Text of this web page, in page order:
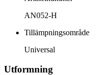
AN052-H
Tillämpningsområde
Universal
Utformning